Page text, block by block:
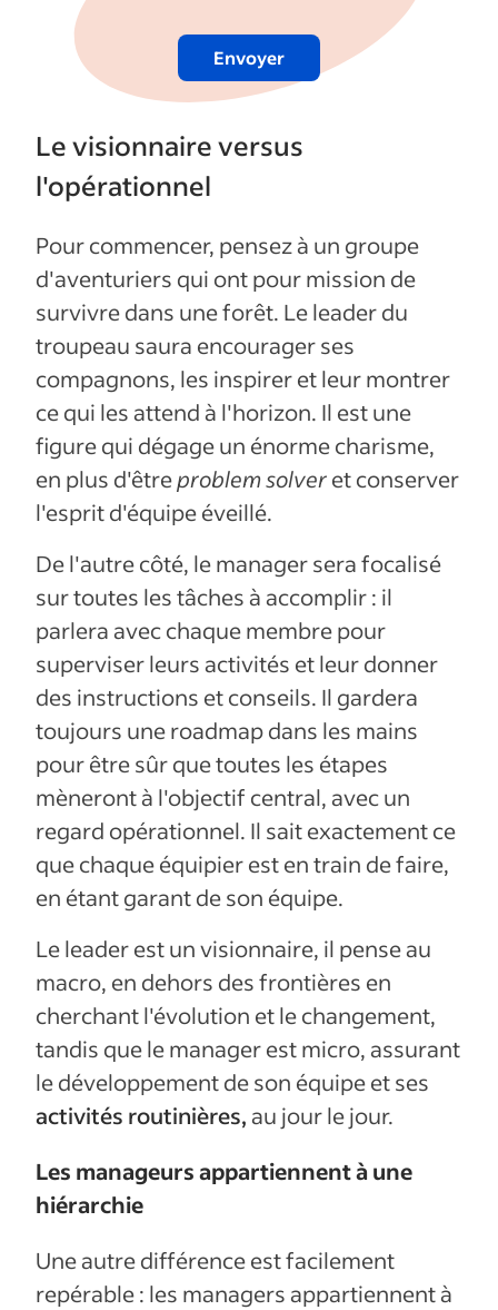
Envoyer
Le visionnaire versus
l'opérationnel
Pour commencer, pensez à un groupe
d'aventuriers qui ont pour mission de
survivre dans une forêt. Le leader du
troupeau saura encourager ses
compagnons, les inspirer et leur montrer
ce qui les attend à l'horizon. Il est une
figure qui dégage un énorme charisme,
en plus d'êtreproblem solveret conserver
l'esprit d'équipe éveillé.
De l'autre côté, le manager sera focalisé
sur toutes les tâches à accomplir : il
parlera avec chaque membre pour
superviser leurs activités et leur donner
des instructions et conseils. Il gardera
toujours une roadmap dans les mains
pour être sûr que toutes les étapes
mèneront à l'objectif central, avec un
regard opérationnel. Il sait exactement ce
que chaque équipier est en train de faire,
en étant garant de son équipe.
Le leader est un visionnaire, il pense au
macro, en dehors des frontières en
cherchant l'évolution et le changement,
tandis que le manager est micro, assurant
le développement de son équipe et ses
activités routinières, au jour le jour.
Les manageurs appartiennent à une
hiérarchie
Une autre différence est facilement
repérable : les managers appartiennent à